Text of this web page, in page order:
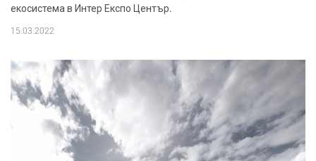
екосистема в Интер Експо Център.
15.03.2022